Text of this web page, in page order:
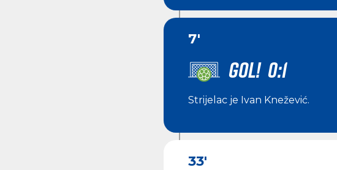
7'
GOL! 0:1
Strijelac je Ivan Knežević.
33'